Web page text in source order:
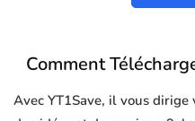
Comment
Avec YT1Save, il vous